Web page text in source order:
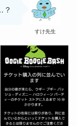
すけ先生
？